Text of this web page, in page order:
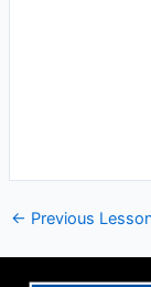
← Previous